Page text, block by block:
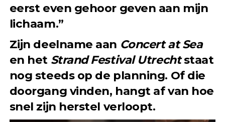
eerst even gehoor geven aan mijn
lichaam.”
Zijn deelname aan Concert at Sea
en het Strand Festival Utrechtstaat
nog steeds op de planning. Of die
doorgang vinden, hangt af van hoe
snel zijn herstel verloopt.